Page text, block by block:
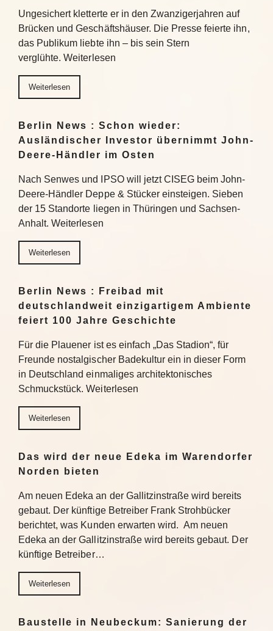
Ungesichert kletterte er in den Zwanzigerjahren auf
Brücken und Geschäftshäuser. Die Presse feierte ihn,
das Publikum liebte ihn – bis sein Stern
verglühte. Weiterlesen
Weiterlesen
Berlin News : Schon wieder:
Ausländischer Investor übernimmt John-
Deere-Händler im Osten
Nach Senwes und IPSO will jetzt CISEG beim John-
Deere-Händler Deppe & Stücker einsteigen. Sieben
der 15 Standorte liegen in Thüringen und Sachsen-
Anhalt. Weiterlesen
Weiterlesen
Berlin News : Freibad mit
deutschlandweit einzigartigem Ambiente
feiert 100 Jahre Geschichte
Für die Plauener ist es einfach „Das Stadion“, für
Freunde nostalgischer Badekultur ein in dieser Form
in Deutschland einmaliges architektonisches
Schmuckstück. Weiterlesen
Weiterlesen
Das wird der neue Edeka im Warendorfer
Norden bieten
Am neuen Edeka an der Gallitzinstraße wird bereits
gebaut. Der künftige Betreiber Frank Strohbücker
berichtet, was Kunden erwarten wird. Am neuen
Edeka an der Gallitzinstraße wird bereits gebaut. Der
künftige Betreiber…
Weiterlesen
Baustelle in Neubeckum: Sanierung der